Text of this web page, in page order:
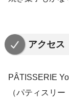
アクセス
PÂTISSERIE
（パティスリ